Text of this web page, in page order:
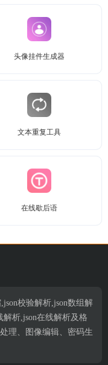
头像挂件生成器
文本重复工具
在线歇后语
校验解析,json数组解
解析,json在线解析及格
理、图像编辑、密码生